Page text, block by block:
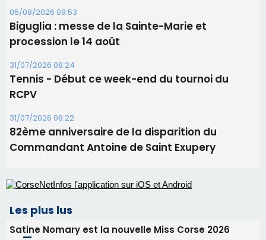
06/08/2026 15:25
Corte – L’association A Nuciola organise une
projection sous les étoiles
06/08/2026 15:04
Alata - Soirée Tango Argentin au stade de San
Benedetto
05/08/2026 09:53
Biguglia : messe de la Sainte-Marie et
procession le 14 août
Tennis - Début ce week-end du tournoi du
RCPV
31/07/2026 08:22